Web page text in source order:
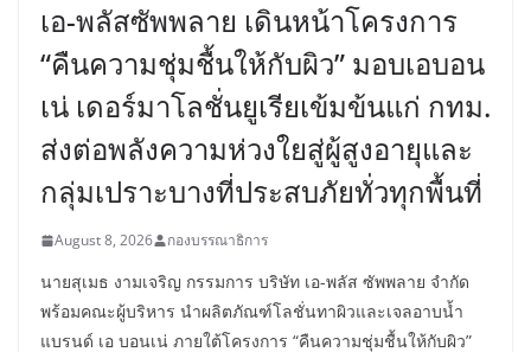
เอ-พลัสซัพพลาย เดินหน้าโครงการ
“คืนความชุ่มชื้นให้กับผิว” มอบเอบอน
เน่ เดอร์มาโลชั่นยูเรียเข้มข้นแก่ กทม.
ส่งต่อพลังความห่วงใยสู่ผู้สูงอายุและ
กลุ่มเปราะบางที่ประสบภัยทั่วทุกพื้นที่
August 8, 2026 กองบรรณาธิการ
นายสุเมธ งามเจริญ กรรมการ บริษัท เอ-พลัส ซัพพลาย จำกัด
พร้อมคณะผู้บริหาร นำผลิตภัณฑ์โลชั่นทาผิวและเจลอาบน้ำ
แบรนด์ เอ บอนเน่ ภายใต้โครงการ “คืนความชุ่มชื้นให้กับผิว”